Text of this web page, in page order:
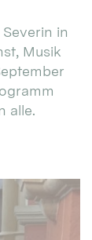
in
Musik
alle.